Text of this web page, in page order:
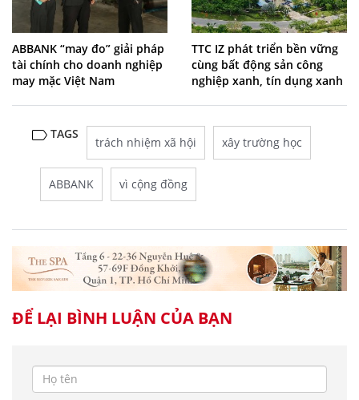
ABBANK “may đo” giải pháp
tài chính cho doanh nghiệp
may mặc Việt Nam
TTC IZ phát triển bền vững
cùng bất động sản công
nghiệp xanh, tín dụng xanh
TAGS
trách nhiệm xã hội xây trường học
ABBANK vì cộng đồng
ĐỂ LẠI BÌNH LUẬN CỦA BẠN